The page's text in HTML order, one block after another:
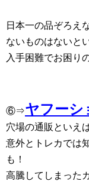
日本一の品ぞろえ
ないものはないと
入手困難でお困り
⑥⇒ヤフーシ
穴場の通販といえ
意外とトレカでは
も！
高騰してしまった